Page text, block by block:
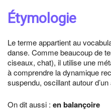
Étymologie
Le terme appartient au
danse. Comme beaucoup de
ciseaux, chat), il utilise une
à comprendre la dynamique
suspendu, oscillant autour
On dit aussi : en balançoire